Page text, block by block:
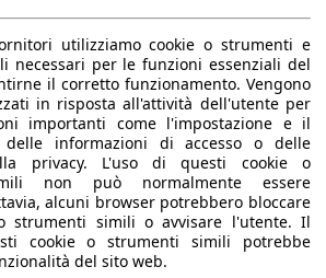
5
-
freni) -
freni)
1200 kg
800 - 3000 l
111 g/km (komb.)
-
utilizziamo cookie o strumenti e
necessari per le funzioni essenziali del
il corretto funzionamento. Vengono
in risposta all'attività dell'utente per
importanti come l'impostazione e il
delle informazioni di accesso o delle
privacy. L'uso di questi cookie o
non può normalmente essere
alcuni browser potrebbero bloccare
strumenti simili o avvisare l'utente. Il
cookie o strumenti simili potrebbe
del sito web.